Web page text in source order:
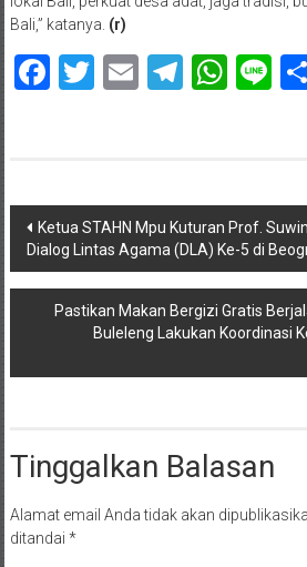
Bali,” katanya. (r)
Facebook
Twitter
Email
Navigasi
pos
Ketua STAHN Mpu Kuturan Prof.
Dialog Lintas Agama (DLA) Ke-5 di
Pastikan Makan Bergizi Gratis
Buleleng Lakukan Koordinasi
Tinggalkan Balasan
Alamat email Anda tidak akan
ditandai *